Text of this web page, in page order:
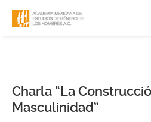
Charla “La
Masculinidad”